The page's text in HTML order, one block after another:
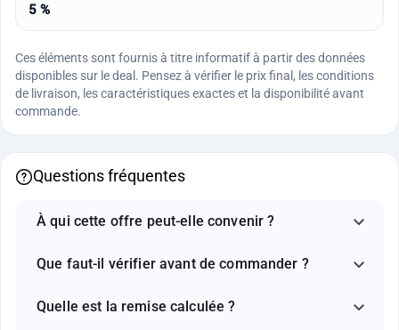
5 %
Ces éléments sont fournis à titre informatif à partir des données
disponibles sur le deal. Pensez à vérifier le prix final, les conditions
de livraison, les caractéristiques exactes et la disponibilité avant
commande.
Questions fréquentes
À qui cette offre peut-elle convenir ?
Que faut-il vérifier avant de commander ?
Quelle est la remise calculée ?